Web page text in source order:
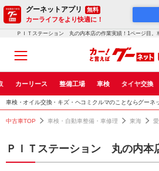
グーネットアプリ 無料
カーライフをより快適に！
ＰＩＴステーション 丸の内本店の作業実績！1ページ目。
カーリース 整備工場 車検 タイヤ交換
車検・オイル交換・キズ・ヘコミクルマのことならグーネ
中古車TOP 車検・自動車整備・車修理 東海
ＰＩＴステーション 丸の内本